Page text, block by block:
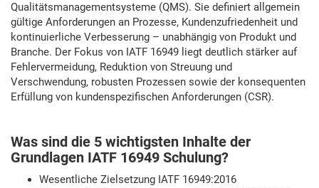
Qualitätsmanagementsysteme (QMS). Sie definiert allgemein
gültige Anforderungen an Prozesse, Kundenzufriedenheit und
kontinuierliche Verbesserung – unabhängig von Produkt und
Branche. Der Fokus von IATF 16949 liegt deutlich stärker auf
Fehlervermeidung, Reduktion von Streuung und
Verschwendung, robusten Prozessen sowie der konsequenten
Erfüllung von kundenspezifischen Anforderungen (CSR).
Was sind die 5 wichtigsten Inhalte der
Grundlagen IATF 16949 Schulung?
Wesentliche Zielsetzung IATF 16949:2016